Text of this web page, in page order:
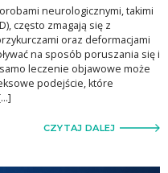
neurologicznymi, takimi
często zmagają się z
oraz deformacjami
na sposób poruszania się i
leczenie objawowe może
podejście, które
CZYTAJ DALEJ